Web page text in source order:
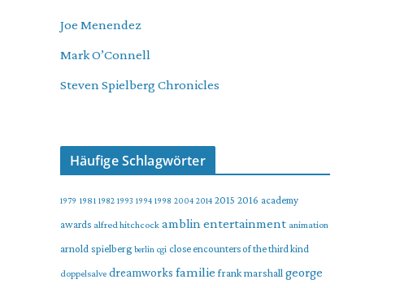
Joe Menendez
Mark O’Connell
Steven Spielberg Chronicles
Häufige Schlagwörter
1979 1981 1982 1993 1994 1998 2004 2014 2015 2016 academy
awards alfred hitchcock amblin entertainment animation
arnold spielberg berlin cgi close encounters of the third kind
doppelsalve dreamworks familie frank marshall george